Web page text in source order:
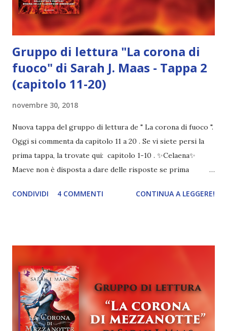
Gruppo di lettura "La corona di
fuoco" di Sarah J. Maas - Tappa 2
(capitolo 11-20)
novembre 30, 2018
Nuova tappa del gruppo di lettura de " La corona di fuoco ".
Oggi si commenta da capitolo 11 a 20 . Se vi siete persi la
prima tappa, la trovate qui: capitolo 1-10 . ✨Celaena✨
Maeve non è disposta a dare delle risposte se prima
dovrà pure svolgere delle mansioni in cucina insieme ad
l'addestramento con Rowan, che si dimostra esattamente
come immaginavano: spietato . Lei cerca persino di
corromperlo perché necessita delle risposte subito. Il
guerriero fae cerca di farla arrabbiare, probabilmente per
spingerla a trasformarsi, ma sicuramente ci prova anche
CONDIVIDI 4 COMMENTI CONTINUA A LEGGERE!